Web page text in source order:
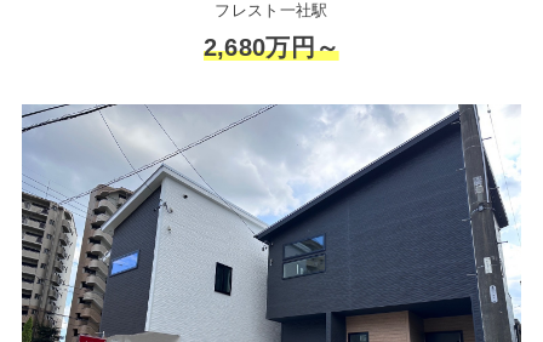
フレスト一社駅
2,680万円～